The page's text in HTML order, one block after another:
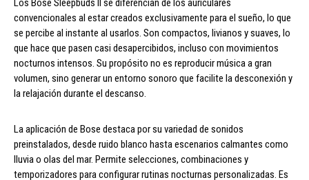
Los Bose Sleepbuds II se diferencian de los auriculares
convencionales al estar creados exclusivamente para el sueño, lo que
se percibe al instante al usarlos. Son compactos, livianos y suaves, lo
que hace que pasen casi desapercibidos, incluso con movimientos
nocturnos intensos. Su propósito no es reproducir música a gran
volumen, sino generar un entorno sonoro que facilite la desconexión y
la relajación durante el descanso.
La aplicación de Bose destaca por su variedad de sonidos
preinstalados, desde ruido blanco hasta escenarios calmantes como
lluvia o olas del mar. Permite selecciones, combinaciones y
temporizadores para configurar rutinas nocturnas personalizadas. Es